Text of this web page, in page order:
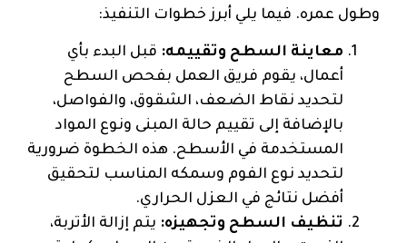
وطول عمره. فيما يلي أبرز خطوات التنفيذ:
معاينة السطح وتقييمه: قبل البدء بأي
أعمال، يقوم فريق العمل بفحص السطح
لتحديد نقاط الضعف، الشقوق، والفواصل،
بالإضافة إلى تقييم حالة المبنى ونوع المواد
المستخدمة في الأسطح. هذه الخطوة ضرورية
لتحديد نوع الفوم وسمكه المناسب لتحقيق
أفضل نتائج في العزل الحراري.
تنظيف السطح وتجهيزه: يتم إزالة الأتربة،